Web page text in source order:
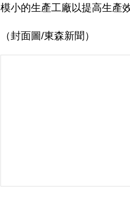
模小的生產工廠以提高生產
（封面圖/東森新聞）